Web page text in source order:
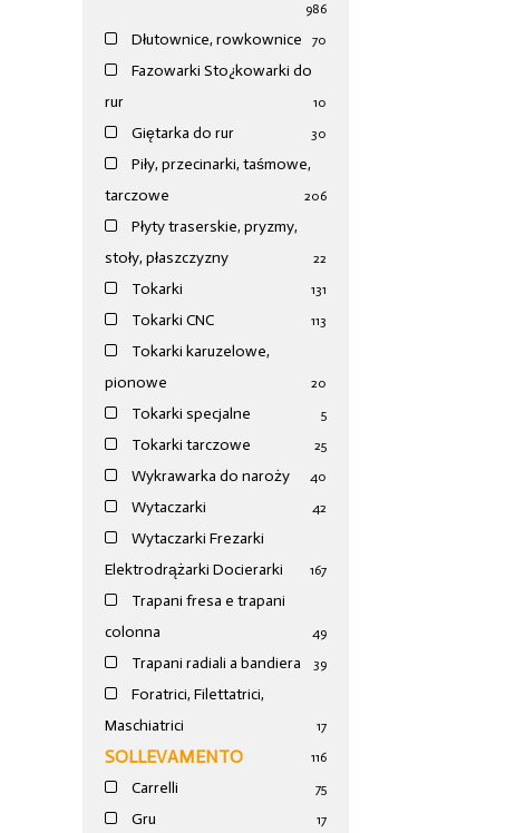
986
Dłutownice, rowkownice 70
Fazowarki Sto¿kowarki do
rur
10
Giętarka do rur 30
Piły, przecinarki, taśmowe,
tarczowe
206
Płyty traserskie, pryzmy,
stoły, płaszczyzny
22
Tokarki 131
Tokarki CNC 113
Tokarki karuzelowe,
pionowe
20
Tokarki specjalne 5
Tokarki tarczowe 25
Wykrawarka do naroży 40
Wytaczarki 42
Wytaczarki Frezarki
Elektrodrążarki Docierarki
167
Trapani fresa e trapani
colonna
49
Trapani radiali a bandiera 39
Foratrici, Filettatrici,
Maschiatrici
17
SOLLEVAMENTO 116
Carrelli 75
Gru 17